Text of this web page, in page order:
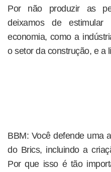
Por não produzir as
deixamos de
economia, como a
o setor da construção, e a
BBM: Você defende uma
do Brics, incluindo a
Por que isso é tão